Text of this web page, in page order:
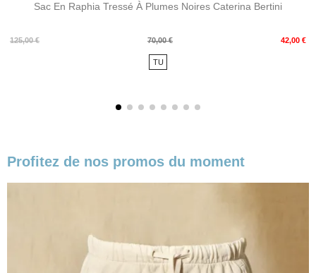
Sac En Raphia Tressé À Plumes Noires Caterina Bertini
125,00 €
Prix
70,00 € 42,00 €
Prix
TU
Profitez de nos promos du moment